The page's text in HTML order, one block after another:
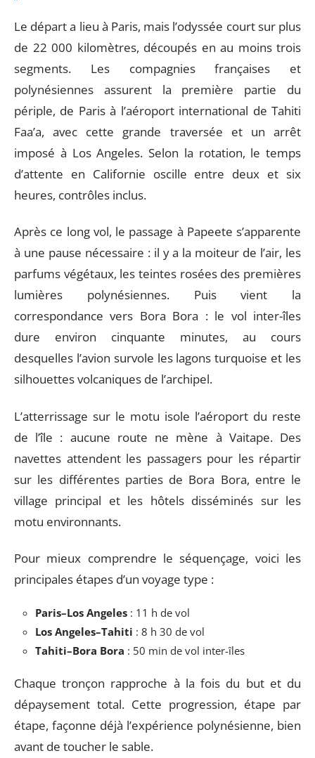
Le départ a lieu à Paris, mais l’odyssée court sur plus
de 22 000 kilomètres, découpés en au moins trois
segments. Les compagnies françaises et
polynésiennes assurent la première partie du
périple, de Paris à l’aéroport international de Tahiti
Faa’a, avec cette grande traversée et un arrêt
imposé à Los Angeles. Selon la rotation, le temps
d’attente en Californie oscille entre deux et six
heures, contrôles inclus.
Après ce long vol, le passage à Papeete s’apparente
à une pause nécessaire : il y a la moiteur de l’air, les
parfums végétaux, les teintes rosées des premières
lumières polynésiennes. Puis vient la
correspondance vers Bora Bora : le vol inter-îles
dure environ cinquante minutes, au cours
desquelles l’avion survole les lagons turquoise et les
silhouettes volcaniques de l’archipel.
L’atterrissage sur le motu isole l’aéroport du reste
de l’île : aucune route ne mène à Vaitape. Des
navettes attendent les passagers pour les répartir
sur les différentes parties de Bora Bora, entre le
village principal et les hôtels disséminés sur les
motu environnants.
Pour mieux comprendre le séquençage, voici les
principales étapes d’un voyage type :
Paris–Los Angeles : 11 h de vol
Los Angeles–Tahiti : 8 h 30 de vol
Tahiti–Bora Bora : 50 min de vol inter-îles
Chaque tronçon rapproche à la fois du but et du
dépaysement total. Cette progression, étape par
étape, façonne déjà l’expérience polynésienne, bien
avant de toucher le sable.